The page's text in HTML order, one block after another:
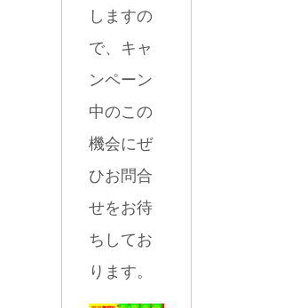
しますの
で、キャ
ンペーン
中のこの
機会にぜ
ひお問合
せをお待
ちしてお
ります。